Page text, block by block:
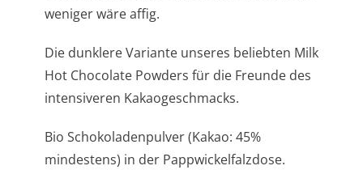
weniger wäre affig.
Die dunklere Variante unseres beliebten Milk
Hot Chocolate Powders für die Freunde des
intensiveren Kakaogeschmacks.
Bio Schokoladenpulver (Kakao: 45%
mindestens) in der Pappwickelfalzdose.